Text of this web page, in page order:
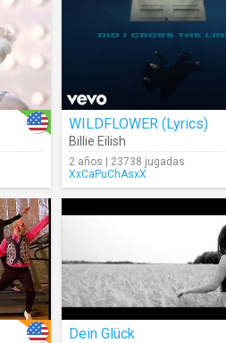
WILDFLOWER (Lyrics)
Billie Eilish
2 años | 23738 jugadas
XxCaPuChAsxX
Dein Glück